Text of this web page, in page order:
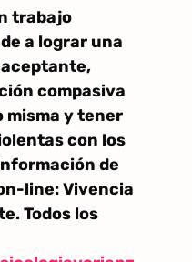
trabajo
a lograr una
compasiva
misma y tener
con los
de
line: Vivencia
Todos los